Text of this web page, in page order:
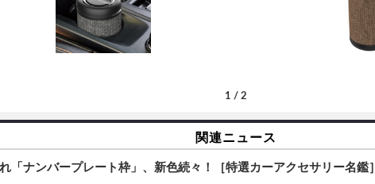
1 / 2
関連ニュース
「ナンバープレート枠」、新色続々！［特選カーアクセサリー名鑑］